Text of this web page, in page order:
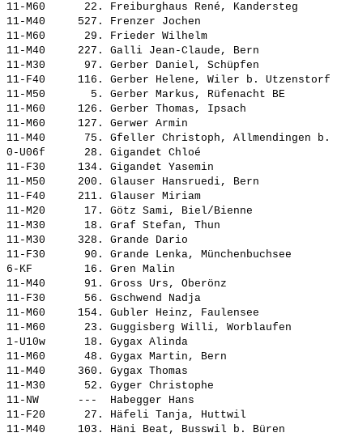
11-M60      22. Freiburghaus René, Kandersteg
11-M40     527. Frenzer Jochen
11-M60      29. Frieder Wilhelm
11-M40     227. Galli Jean-Claude, Bern
11-M30      97. Gerber Daniel, Schüpfen
11-F40     116. Gerber Helene, Wiler b. Utzenstorf
11-M50       5. Gerber Markus, Rüfenacht BE
11-M60     126. Gerber Thomas, Ipsach
11-M60     127. Gerwer Armin
11-M40      75. Gfeller Christoph, Allmendingen b.
0-U06f      28. Gigandet Chloé
11-F30     134. Gigandet Yasemin
11-M50     200. Glauser Hansruedi, Bern
11-F40     211. Glauser Miriam
11-M20      17. Götz Sami, Biel/Bienne
11-M30      18. Graf Stefan, Thun
11-M30     328. Grande Dario
11-F30      90. Grande Lenka, Münchenbuchsee
6-KF        16. Gren Malin
11-M40      91. Gross Urs, Oberönz
11-F30      56. Gschwend Nadja
11-M60     154. Gubler Heinz, Faulensee
11-M60      23. Guggisberg Willi, Worblaufen
1-U10w      18. Gygax Alinda
11-M60      48. Gygax Martin, Bern
11-M40     360. Gygax Thomas
11-M30      52. Gyger Christophe
11-NW      --- Habegger Hans
11-F20      27. Häfeli Tanja, Huttwil
11-M40     103. Häni Beat, Busswil b. Büren